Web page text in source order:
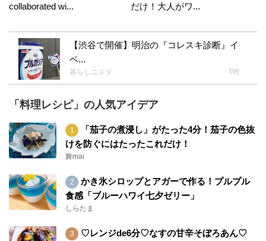
collaborated wi...
だけ！大人がワ...
【渋谷で開催】明治の『コレスキ診断』イ
ベ...
暮らしニスタ PR
「料理レシピ」の人気アイデア
「茄子の煮浸し」がたった4分！茄子の色抜
けを防ぐにはたったこれだけ！
舞mai
かき氷シロップとアガーで作る！プルプル
食感「ブルーハワイ七夕ゼリー」
しらたま
♡レンジde6分♡なすの甘辛そぼろあん♡